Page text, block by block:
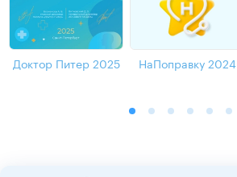
Доктор Питер 2025 НаПоправку 2024